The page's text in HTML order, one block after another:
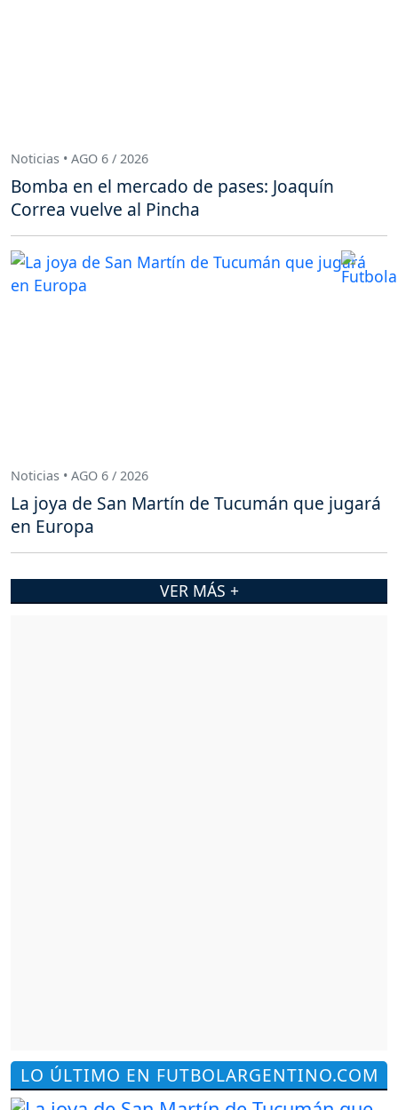
LO ÚLTIMO EN FUTBOLARGENTINO.COM
Noticias • AGO 6 / 2026
Bomba en el mercado de pases: Joaquín
Correa vuelve al Pincha
Noticias • AGO 6 / 2026
La joya de San Martín de Tucumán que jugará
en Europa
VER MÁS +